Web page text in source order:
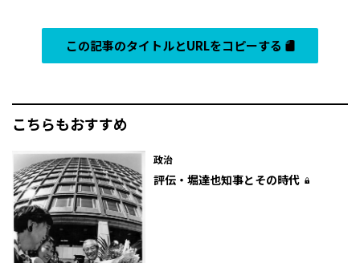
この記事のタイトルとURLをコピーする
こちらもおすすめ
政治
評伝・堀達也知事とその時代